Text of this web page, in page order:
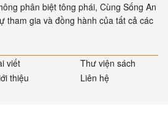
phân biệt tông phái, Cùng Sống An
tham gia và đồng hành của tất cả các
viết
Thư viện sách
thiệu Liên hệ